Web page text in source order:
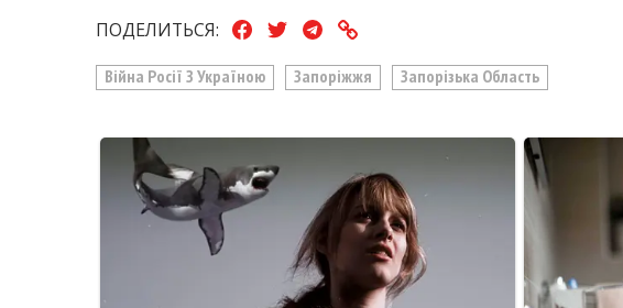
ПОДЕЛИТЬСЯ:
Війна Росії З Україною Запоріжжя Запорізька Область